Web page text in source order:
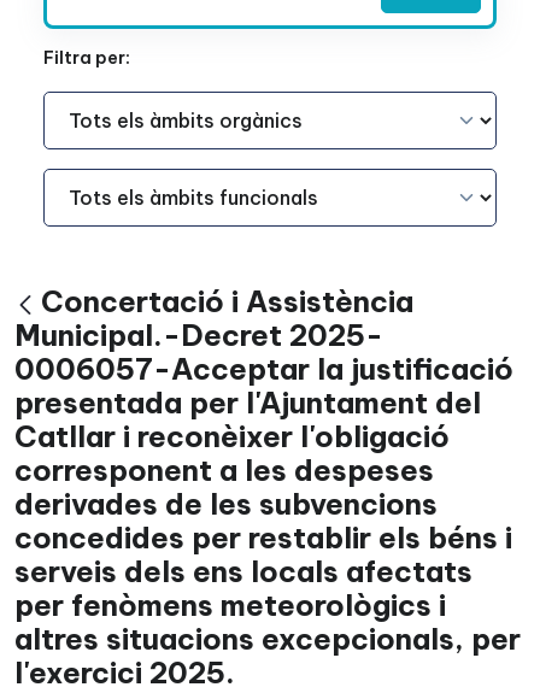
Filtra per:
Àmbit Funcional
Àmbit Funcional
Vés enrere
Concertació i Assistència
Municipal.-Decret 2025-
0006057-Acceptar la justificació
presentada per l'Ajuntament del
Catllar i reconèixer l'obligació
corresponent a les despeses
derivades de les subvencions
concedides per restablir els béns i
serveis dels ens locals afectats
per fenòmens meteorològics i
altres situacions excepcionals, per
l'exercici 2025.